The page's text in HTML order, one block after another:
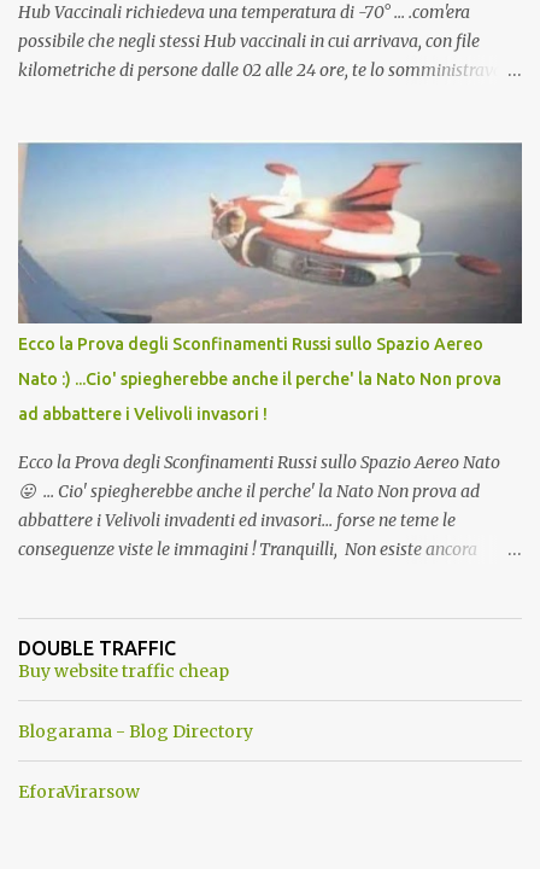
Hub Vaccinali richiedeva una temperatura di -70° ... .com'era
possibile che negli stessi Hub vaccinali in cui arrivava, con file
kilometriche di persone dalle 02 alle 24 ore, te lo somministravano
Vaccino come: l' Amaro del Capo, era "spettacolare Ghiacciato, ma
andava bene anche, a Temperatura Ambiente"! Riproponiamo
l'articolo per NON Dimenticare!
Ecco la Prova degli Sconfinamenti Russi sullo Spazio Aereo
Nato :) ...Cio' spiegherebbe anche il perche' la Nato Non prova
ad abbattere i Velivoli invasori !
Ecco la Prova degli Sconfinamenti Russi sullo Spazio Aereo Nato
😛 ... Cio' spiegherebbe anche il perche' la Nato Non prova ad
abbattere i Velivoli invadenti ed invasori... forse ne teme le
conseguenze viste le immagini ! Tranquilli, Non esiste ancora
ancora una fantasia Nato o forse una "False Flag", per provocare
una guerra mondiale che difficilmente da menti sane, potrebbe
DOUBLE TRAFFIC
Buy website traffic cheap
Blogarama - Blog Directory
EforaVirarsow